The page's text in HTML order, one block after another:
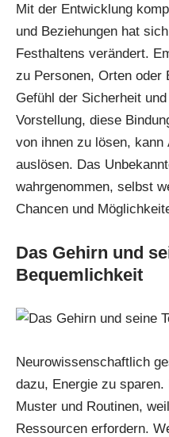
Mit der Entwicklung
und Beziehungen hat
Festhaltens verändert.
zu Personen, Orten oder
Gefühl der Sicherheit
Vorstellung, diese
von ihnen zu lösen,
auslösen. Das
wahrgenommen, selbst
Chancen und
Das Gehirn und
Bequemlichkeit
Neurowissenschaftlich
dazu, Energie zu
Muster und Routinen,
Ressourcen erfordern.